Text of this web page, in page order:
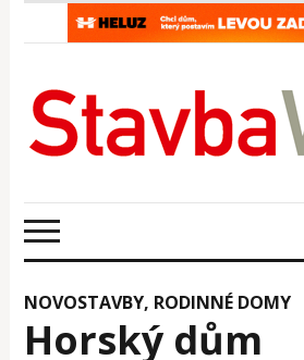
NOVOSTAVBY, RODINNÉ DOMY
Horský dům